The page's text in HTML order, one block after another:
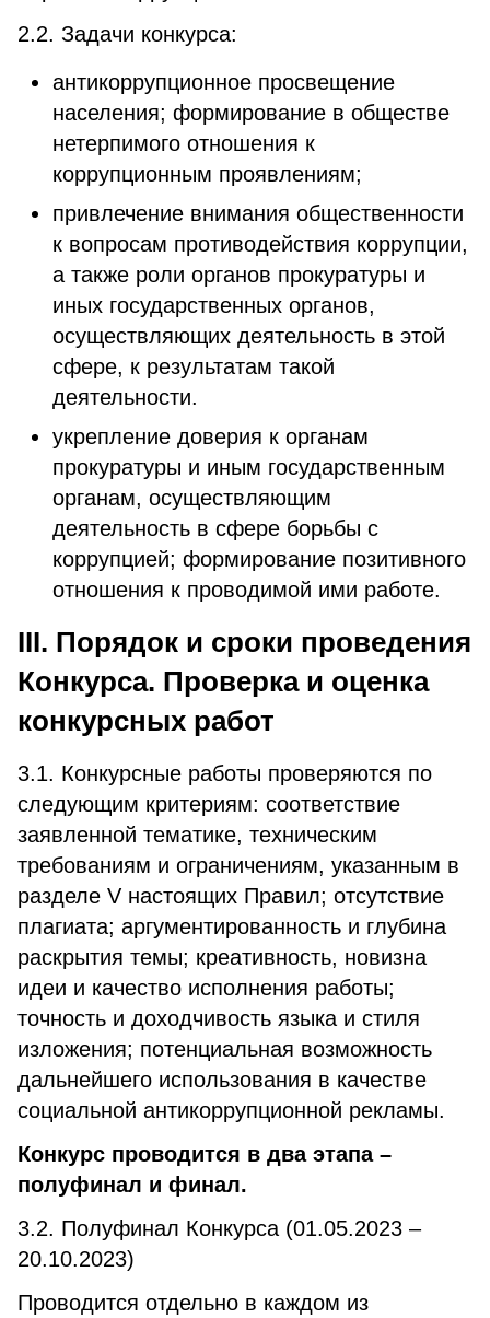
2.2. Задачи конкурса:
антикоррупционное просвещение
населения; формирование в обществе
нетерпимого отношения к
коррупционным проявлениям;
привлечение внимания общественности
к вопросам противодействия коррупции,
а также роли органов прокуратуры и
иных государственных органов,
осуществляющих деятельность в этой
сфере, к результатам такой
деятельности.
укрепление доверия к органам
прокуратуры и иным государственным
органам, осуществляющим
деятельность в сфере борьбы с
коррупцией; формирование позитивного
отношения к проводимой ими работе.
III. Порядок и сроки проведения
Конкурса. Проверка и оценка
конкурсных работ
3.1. Конкурсные работы проверяются по
следующим критериям: соответствие
заявленной тематике, техническим
требованиям и ограничениям, указанным в
разделе V настоящих Правил; отсутствие
плагиата; аргументированность и глубина
раскрытия темы; креативность, новизна
идеи и качество исполнения работы;
точность и доходчивость языка и стиля
изложения; потенциальная возможность
дальнейшего использования в качестве
социальной антикоррупционной рекламы.
Конкурс проводится в два этапа –
полуфинал и финал.
3.2. Полуфинал Конкурса (01.05.2023 –
20.10.2023)
Проводится отдельно в каждом из